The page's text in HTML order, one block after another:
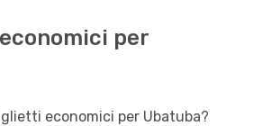
per
economici per Ubatuba?